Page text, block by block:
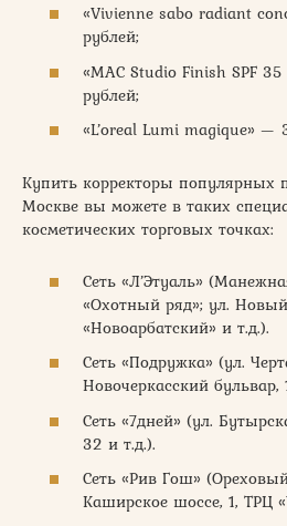
«Vivienne sabo radiant
рублей;
«MAC Studio Finish SPF
рублей;
«L’oreal Lumi magique» —
Купить корректоры популярных
Москве вы можете в таких
косметических торговых точках:
Сеть «Л’Этуаль»
«Охотный ряд»; ул.
«Новоарбатский» и т.д.).
Сеть «Подружка» (ул.
Новочеркасский бульвар,
Сеть «7дней» (ул.
32 и т.д.).
Сеть «Рив Гош»
Каширское шоссе, 1, ТРЦ